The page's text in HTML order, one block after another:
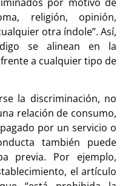
religión, opinión,
otra índole”. Así,
se alinean en la
a cualquier tipo de
la discriminación, no
relación de consumo,
por un servicio o
también puede
previa. Por ejemplo,
el artículo